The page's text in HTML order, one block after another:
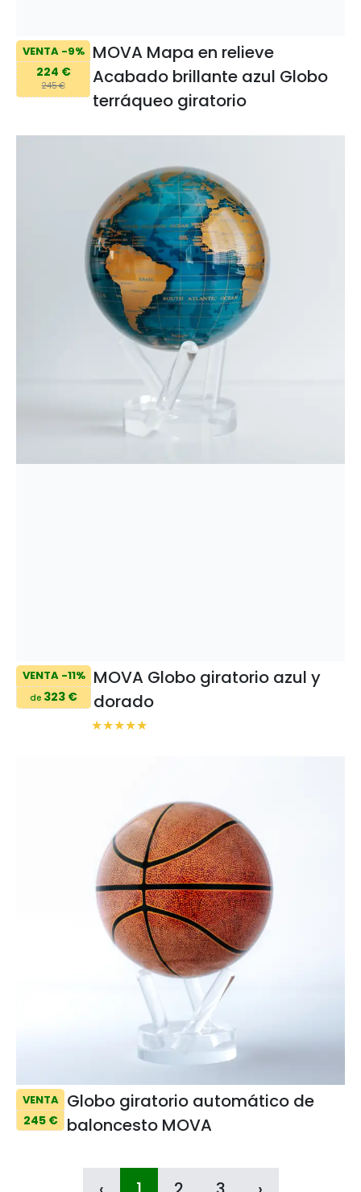
VENTA -9%
224 €
245 €
MOVA Mapa en relieve
Acabado brillante azul Globo
terráqueo giratorio
VENTA -11%
de 323 €
MOVA Globo giratorio azul y
dorado
VENTA
245 €
Globo giratorio automático de
baloncesto MOVA